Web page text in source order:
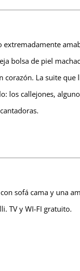
bolsa de piel
La suite
los callejones,
sofá cama y una
TV y WI-FI gratuito.